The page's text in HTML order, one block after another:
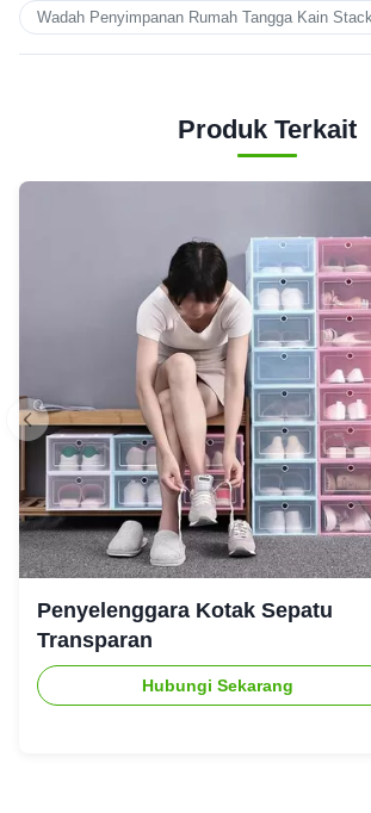
Wadah Penyimpanan Rumah Tangga Kain
Produk Terkait
Penyelenggara Kotak Sepatu
Transparan
Hubungi Sekarang